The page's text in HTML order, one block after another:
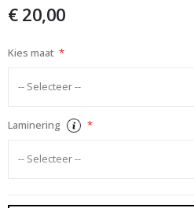
gallerij
€ 20,00
Kies maat
Laminering